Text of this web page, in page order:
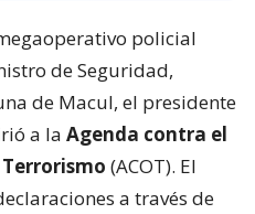
policial
de Seguridad,
de Macul, el presidente
a la Agenda contra el
(ACOT). El
a través de